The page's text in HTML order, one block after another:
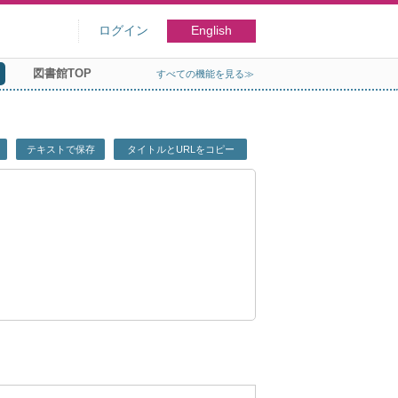
ログイン English
図書館TOP すべての機能を見る≫
テキストで保存 タイトルとURLをコピー